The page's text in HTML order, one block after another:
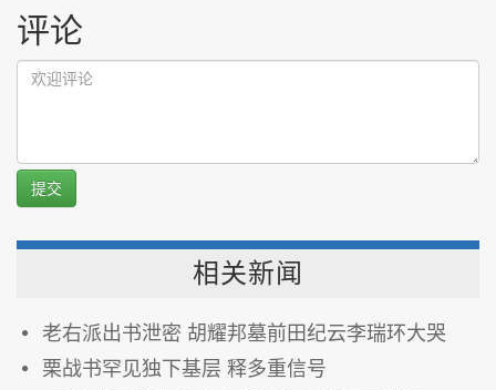
评论
提交
相关新闻
老右派出书泄密 胡耀邦墓前田纪云李瑞环大哭
栗战书罕见独下基层 释多重信号